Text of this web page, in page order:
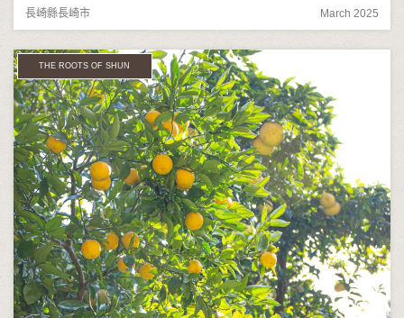
長崎縣長崎市 March 2025
THE ROOTS OF SHUN